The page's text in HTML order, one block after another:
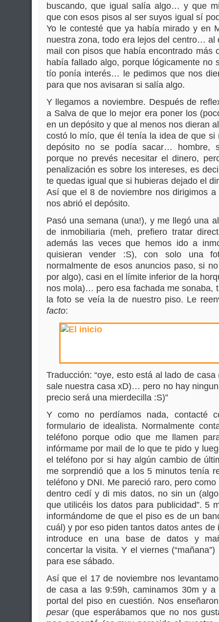
buscando, que igual salía algo… y que
que con esos pisos al ser suyos igual sí
Yo le contesté que ya había mirado y en
nuestra zona, todo era lejos del centro… al
mail con pisos que había encontrado más
había fallado algo, porque lógicamente no
tío ponía interés… le pedimos que nos
para que nos avisaran si salía algo.
Y llegamos a noviembre. Después de
a Salva de que lo mejor era poner los
en un depósito y que al menos nos dieran
costó lo mío, que él tenía la idea de que si
depósito no se podía sacar… hombre,
porque no prevés necesitar el dinero,
penalización es sobre los intereses, es
te quedas igual que si hubieras dejado el
Así que el 8 de noviembre nos dirigimos
nos abrió el depósito.
Pasó una semana (una!), y me llegó una
de inmobiliaria (meh, prefiero tratar
además las veces que hemos ido a
quisieran vender :S), con solo una
normalmente de esos anuncios paso, si
por algo), casi en el límite inferior de la
nos mola)… pero esa fachada me sonaba,
la foto se veía la de nuestro piso. Le
facto:
Traducción: “oye, esto está al lado de
sale nuestra casa xD)… pero no hay
precio será una mierdecilla :S)”
Y como no perdíamos nada, contacté
formulario de idealista. Normalmente
teléfono porque odio que me llamen
infórmame por mail de lo que te pido y
el teléfono por si hay algún cambio de
me sorprendió que a los 5 minutos tenía
teléfono y DNI. Me pareció raro, pero
dentro cedí y di mis datos, no sin un
que utilicéis los datos para publicidad”. 5
informándome de que el piso es de un
cuál) y por eso piden tantos datos antes
introduce en una base de datos y
concertar la visita. Y el viernes
para ese sábado.
Así que el 17 de noviembre nos
de casa a las 9:59h, caminamos 30m y
portal del piso en cuestión. Nos
pesar(que esperábamos que no nos